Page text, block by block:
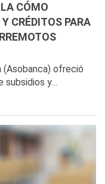
CÓMO
CRÉDITOS PARA
(Asobanca) ofreció
subsidios y…